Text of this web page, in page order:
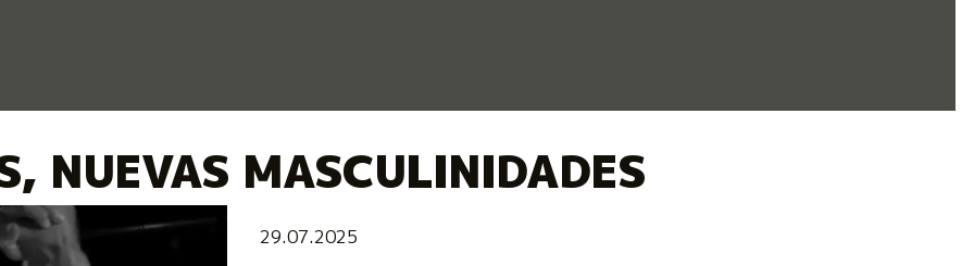
NUEVAS MASCULINIDADES
29.07.2025